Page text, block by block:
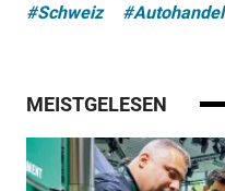
#Schweiz
#Autohandel
MEISTGELESEN